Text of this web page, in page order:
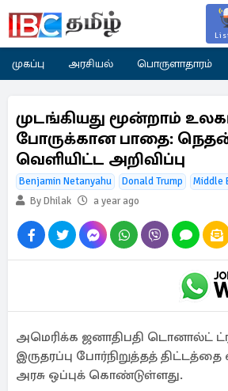
முகப்பு அரசியல் பொருளாதாரம்
முடங்கியது மூன்றாம்
போருக்கான பாதை:
வெளியிட்ட அறிவிப்பு
Benjamin Netanyahu Donald Trump Middle
By Dhilak
a year ago
அமெரிக்க ஜனாதிபதி டொனால்ட்
இருதரப்பு போர்நிறுத்தத்
அரசு ஒப்புக் கொண்டுள்ளது.